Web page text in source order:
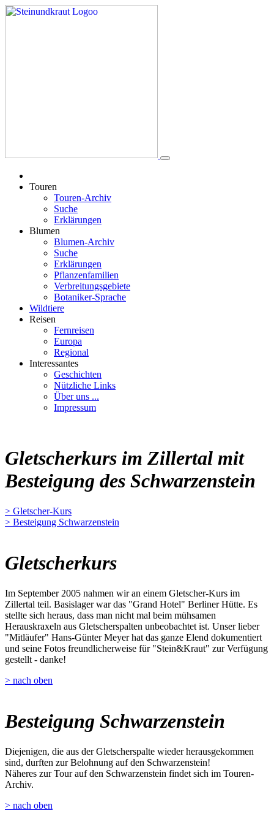
Touren
Touren-Archiv
Suche
Erklärungen
Blumen
Blumen-Archiv
Suche
Erklärungen
Pflanzenfamilien
Verbreitungsgebiete
Botaniker-Sprache
Wildtiere
Reisen
Fernreisen
Europa
Regional
Interessantes
Geschichten
Nützliche Links
Über uns ...
Impressum
Gletscherkurs im Zillertal mit
Besteigung des Schwarzenstein
> Gletscher-Kurs
> Besteigung Schwarzenstein
Gletscherkurs
Im September 2005 nahmen wir an einem Gletscher-Kurs im
Zillertal teil. Basislager war das "Grand Hotel" Berliner Hütte. Es
stellte sich heraus, dass man nicht mal beim mühsamen
Herauskraxeln aus Gletscherspalten unbeobachtet ist. Unser lieber
"Mitläufer" Hans-Günter Meyer hat das ganze Elend dokumentiert
und seine Fotos freundlicherweise für "Stein&Kraut" zur Verfügung
gestellt - danke!
> nach oben
Besteigung Schwarzenstein
Diejenigen, die aus der Gletscherspalte wieder herausgekommen
sind, durften zur Belohnung auf den Schwarzenstein!
Näheres zur Tour auf den Schwarzenstein findet sich im Touren-
Archiv.
> nach oben